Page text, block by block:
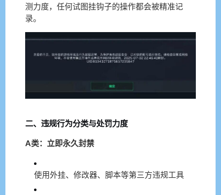
测力度，任何试图挂钩子的操作都会被精准记
录。
二、违规行为分类与处罚力度
A类：立即永久封禁
使用外挂、修改器、脚本等第三方违规工具